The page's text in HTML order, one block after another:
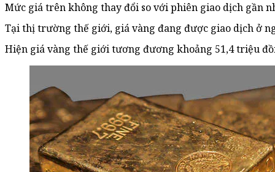
Mức giá trên không thay đổi so với phiên giao dịch gần
Tại thị trường thế giới, giá vàng đang được giao dịch ở
Hiện giá vàng thế giới tương đương khoảng 51,4 triệu